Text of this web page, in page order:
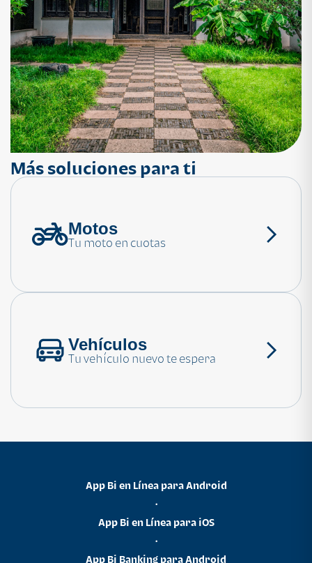
¿Necesitas ayuda?
Más soluciones para ti
Motos
Tu moto en cuotas
Vehículos
Tu vehículo nuevo te espera
App Bi en Línea para Android
•
App Bi en Línea para iOS
•
App Bi Banking para Android